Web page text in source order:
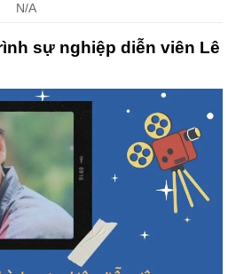
N/A
sự nghiệp diễn viên Lê